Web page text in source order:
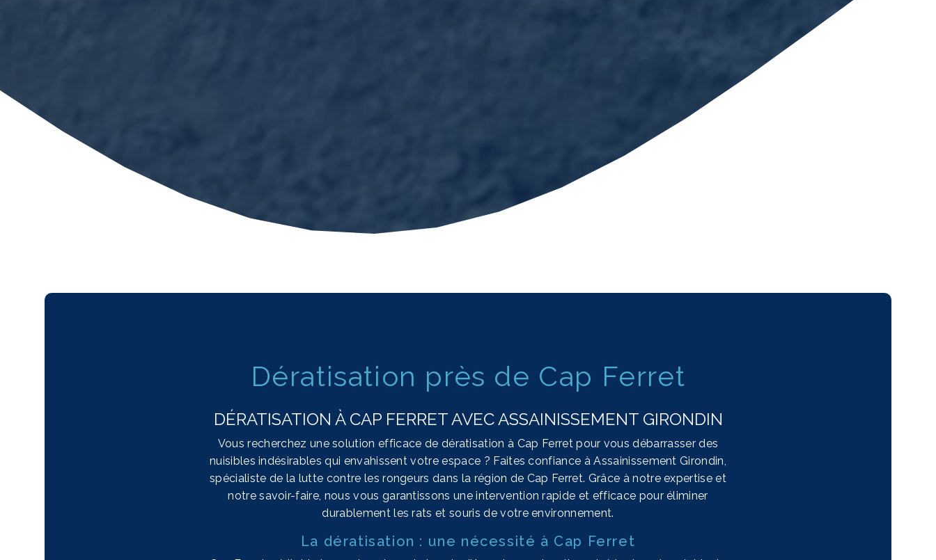
Dératisation près de Cap Ferret
DÉRATISATION À CAP FERRET AVEC ASSAINISSEMENT GIRONDIN
Vous recherchez une solution efficace de dératisation à Cap Ferret pour vous débarrasser des
nuisibles indésirables qui envahissent votre espace ? Faites confiance à Assainissement Girondin,
spécialiste de la lutte contre les rongeurs dans la région de Cap Ferret. Grâce à notre expertise et
notre savoir-faire, nous vous garantissons une intervention rapide et efficace pour éliminer
durablement les rats et souris de votre environnement.
La dératisation : une nécessité à Cap Ferret